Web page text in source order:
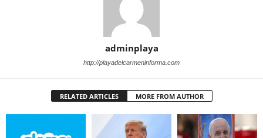
adminplaya
http://playadelcarmeninforma.com
RELATED ARTICLES MORE FROM AUTHOR